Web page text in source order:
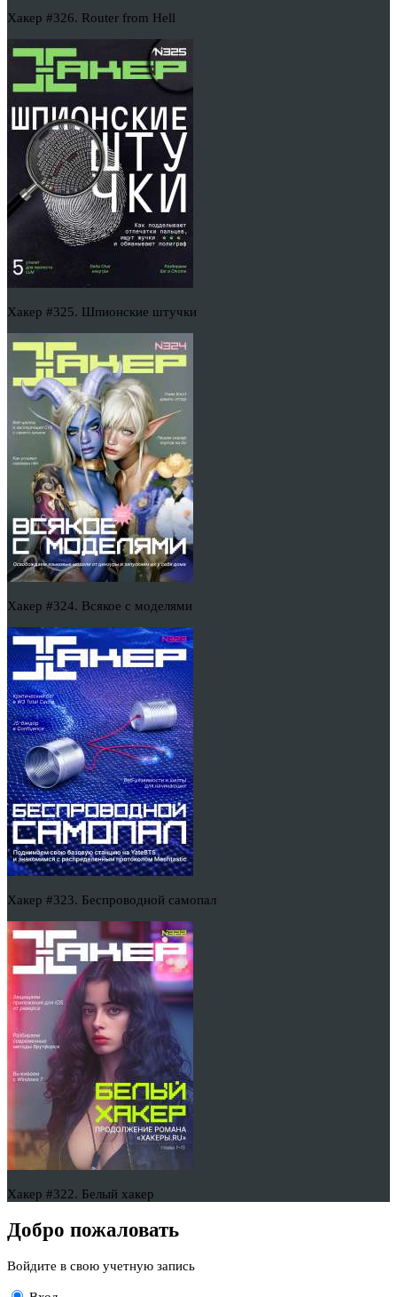
Хакер #326. Router from Hell
Хакер #325. Шпионские штучки
Хакер #324. Всякое с моделями
Хакер #323. Беспроводной самопал
Хакер #322. Белый хакер
Добро пожаловать
Войдите в свою учетную запись